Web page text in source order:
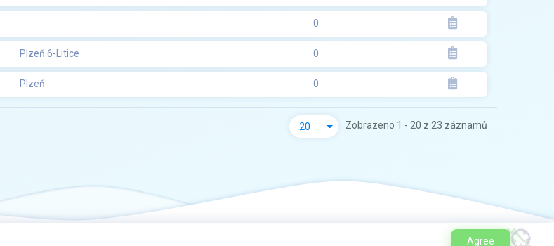
0
Plzeň 6-Litice 0
Plzeň 0
20 Zobrazeno 1 - 20 z 23 záznamů
Agree